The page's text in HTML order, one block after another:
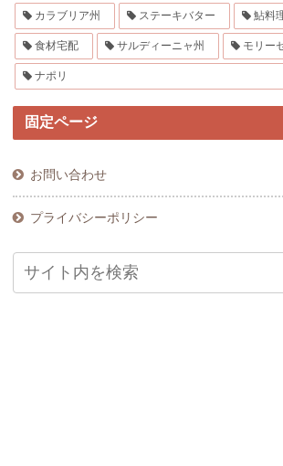
カラブリア州 ステーキバター 鮎料
食材宅配 サルディーニャ州 モリー
ナポリ
固定ページ
お問い合わせ
プライバシーポリシー